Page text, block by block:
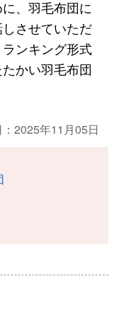
、羽毛布団に
させていただ
ンキング形式
かい羽毛布団
2025年11月05日